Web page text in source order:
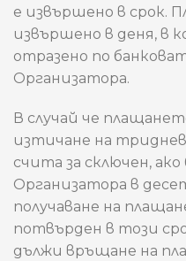
е извършено в срок.
извършено в деня, в
отразено по
Организатора.
В случай че
изтичане на
счита за сключен,
Организатора в
получаване на
потвърден в този
дължи връщане на